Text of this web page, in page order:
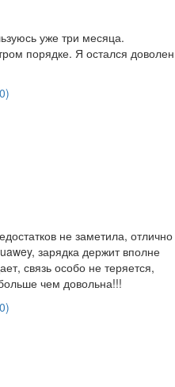
уже три месяца.
порядке. Я остался доволен
0)
не заметила, отлично
зарядка держит вполне
связь особо не теряется,
чем довольна!!!
0)